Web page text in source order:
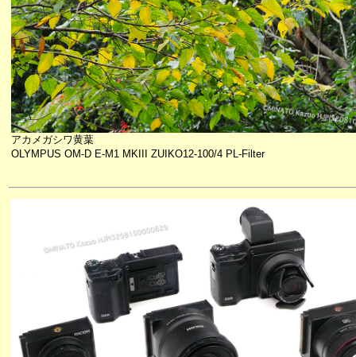
アカメガシワ黄葉
OLYMPUS OM-D E-M1 MKIII ZUIKO12-100/4 PL-Filter